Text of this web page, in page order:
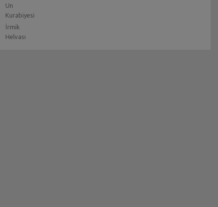
Un
Kurabiyesi
İrmik
Helvası